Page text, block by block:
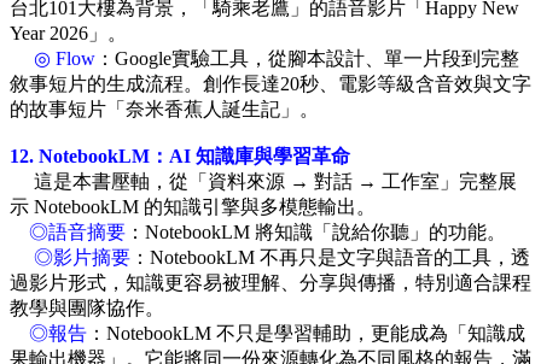
台北101大樓為背景，「騎乘老鷹」的語音影片「Happy New
Year 2026」。
◎ Flow ：Google實驗工具，從腳本設計、單一片段到完整
敘事短片的生成流程。創作長達20秒、電影等級含音效與文字
的故事短片「奈米香蕉人誕生記」。
12. NotebookLM：AI 知識庫與學習革命
這是本書壓軸，從「資料來源 → 對話 → 工作室」完整展
示 NotebookLM 的知識引擎與多模態輸出。
◎語音摘要 ：NotebookLM 將知識「說給你聽」的功能。
◎影片摘要 ：NotebookLM 不再只是文字與語音的工具，透
過影片形式，知識更容易被理解、分享與傳播，特別適合課程
教學與團隊協作。
◎報告 ：NotebookLM 不只是學習輔助，更能成為「知識成
果輸出機器」。它能將同一份來源轉化為不同風格的報告，滿